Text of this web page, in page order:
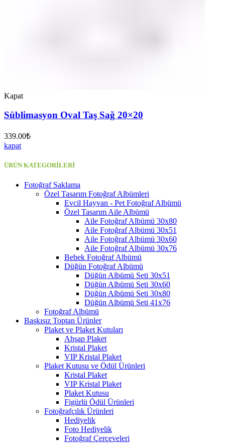
Kapat
Süblimasyon Oval Taş Sağ 20×20
339.00₺
kapat
ÜRÜN KATEGORİLERİ
Fotoğraf Saklama
Özel Tasarım Fotoğraf Albümleri
Evcil Hayvan - Pet Fotoğraf Albümü
Özel Tasarım Aile Albümü
Aile Fotoğraf Albümü 30x80
Aile Fotoğraf Albümü 30x51
Aile Fotoğraf Albümü 30x60
Aile Fotoğraf Albümü 30x76
Bebek Fotoğraf Albümü
Düğün Fotoğraf Albümü
Düğün Albümü Seti 30x51
Düğün Albümü Seti 30x60
Düğün Albümü Seti 30x80
Düğün Albümü Seti 41x76
Fotoğraf Albümü
Baskısız Toptan Ürünler
Plaket ve Plaket Kutuları
Ahşap Plaket
Kristal Plaket
VIP Kristal Plaket
Plaket Kutusu ve Ödül Ürünleri
Kristal Plaket
VIP Kristal Plaket
Plaket Kutusu
Figürlü Ödül Ürünleri
Fotoğrafçılık Ürünleri
Hediyelik
Foto Hediyelik
Fotoğraf Çerçeveleri